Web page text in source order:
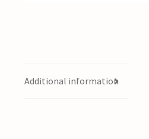
Additional information